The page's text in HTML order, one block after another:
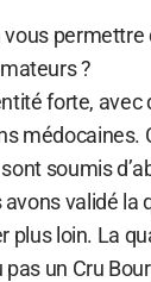
vous
?
forte, avec
médocaines.
soumis
validé la
plus loin. La
pas un Cru